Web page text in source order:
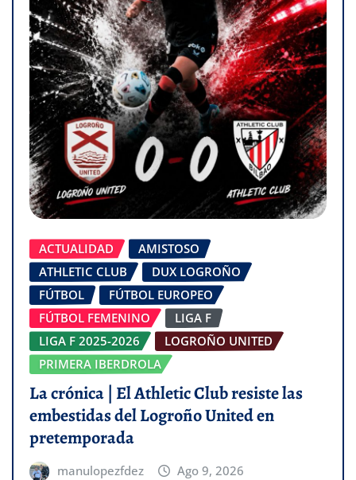
ACTUALIDAD
AMISTOSO
ATHLETIC CLUB
DUX LOGROÑO
FÚTBOL
FÚTBOL EUROPEO
FÚTBOL FEMENINO
LIGA F
LIGA F 2025-2026
LOGROÑO UNITED
PRIMERA IBERDROLA
La crónica | El Athletic Club resiste las
embestidas del Logroño United en
pretemporada
manulopezfdez Ago 9, 2026